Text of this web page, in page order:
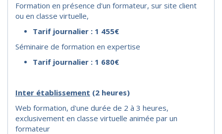
Formation en présence d'un formateur, sur site client
ou en classe virtuelle,
Tarif journalier : 1 455€
Séminaire de formation en expertise
Tarif journalier : 1 680€
Inter établissement (2 heures)
Web formation, d'une durée de 2 à 3 heures,
exclusivement en classe virtuelle animée par un
formateur